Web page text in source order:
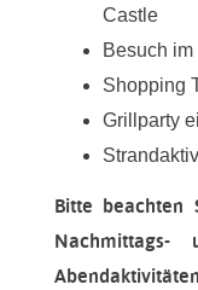
Castle
Besuch
Shopping
Grillparty
Bitte beachten